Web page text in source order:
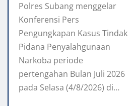
Polres Subang menggelar
Konferensi Pers
Pengungkapan Kasus Tindak
Pidana Penyalahgunaan
Narkoba periode
pertengahan Bulan Juli 2026
pada Selasa (4/8/2026) di…